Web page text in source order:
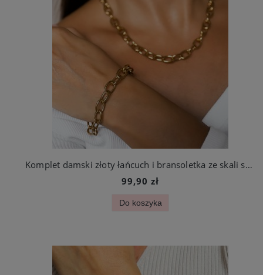
Komplet damski złoty łańcuch i bransoletka ze skali szlachetnej
99,90 zł
Do koszyka